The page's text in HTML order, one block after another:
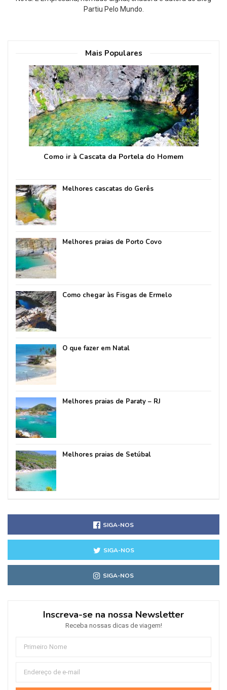
Partiu Pelo Mundo.
Mais Populares
Como ir à Cascata da Portela do Homem
Melhores cascatas do Gerês
Melhores praias de Porto Covo
Como chegar às Fisgas de Ermelo
O que fazer em Natal
Melhores praias de Paraty – RJ
Melhores praias de Setúbal
SIGA-NOS
SIGA-NOS
SIGA-NOS
Inscreva-se na nossa Newsletter
Receba nossas dicas de viagem!